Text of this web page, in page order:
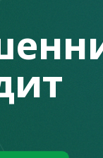
аферистов по
вызовет
менеджер»,
колл-